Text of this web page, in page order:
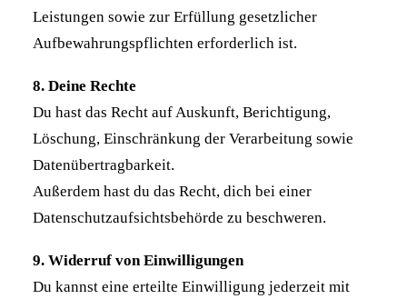
Leistungen sowie zur Erfüllung gesetzlicher
Aufbewahrungspflichten erforderlich ist.
8. Deine Rechte
Du hast das Recht auf Auskunft, Berichtigung,
Löschung, Einschränkung der Verarbeitung sowie
Datenübertragbarkeit.
Außerdem hast du das Recht, dich bei einer
Datenschutzaufsichtsbehörde zu beschweren.
9. Widerruf von Einwilligungen
Du kannst eine erteilte Einwilligung jederzeit mit